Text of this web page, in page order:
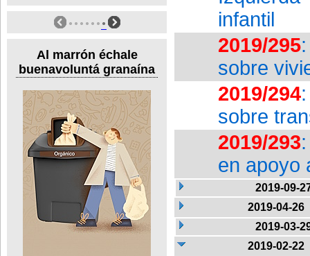
Al marrón échale
buenavoluntá granaína
infantil
2019/295
sobre
2019/294
sobre
2019/293
en apoyo
2019-09-
2019-04-26
2019-03-
2019-02-22